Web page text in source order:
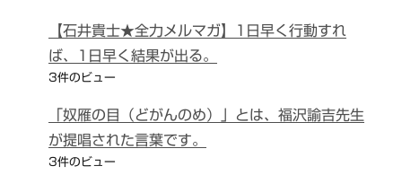
【石井貴士★全力メルマガ】1日早く行動すれ
ば、1日早く結果が出る。
3件のビュー
「奴雁の目（どがんのめ）」とは、福沢諭吉先生
が提唱された言葉です。
3件のビュー